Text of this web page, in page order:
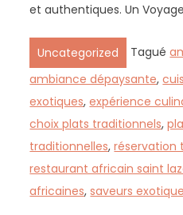
et authentiques. Un
Uncategorized Tagué
ambiance dépaysante,
exotiques,expérience
choix plats traditionnels,
traditionnelles,réservation
restaurant africain saint
africaines,saveurs